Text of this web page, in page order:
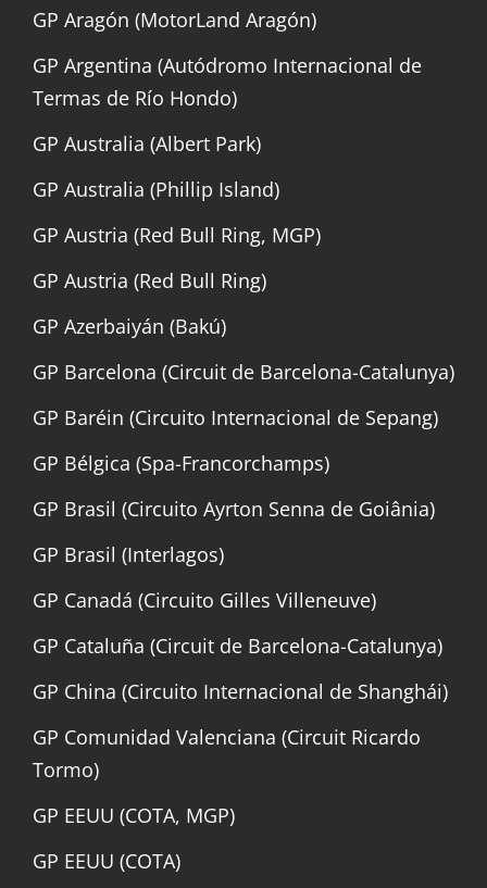
GP Aragón (MotorLand Aragón)
GP Argentina (Autódromo Internacional de
Termas de Río Hondo)
GP Australia (Albert Park)
GP Australia (Phillip Island)
GP Austria (Red Bull Ring, MGP)
GP Austria (Red Bull Ring)
GP Azerbaiyán (Bakú)
GP Barcelona (Circuit de Barcelona-Catalunya)
GP Baréin (Circuito Internacional de Sepang)
GP Bélgica (Spa-Francorchamps)
GP Brasil (Circuito Ayrton Senna de Goiânia)
GP Brasil (Interlagos)
GP Canadá (Circuito Gilles Villeneuve)
GP Cataluña (Circuit de Barcelona-Catalunya)
GP China (Circuito Internacional de Shanghái)
GP Comunidad Valenciana (Circuit Ricardo
Tormo)
GP EEUU (COTA, MGP)
GP EEUU (COTA)